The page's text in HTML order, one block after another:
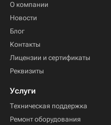
О компании
Новости
Блог
Контакты
Лицензии и сертификаты
Реквизиты
Услуги
Техническая поддержка
Ремонт оборудования